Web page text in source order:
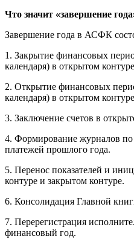
Что значит «завершение
Завершение года в АСФК
1. Закрытие финансовых
календаря) в открытом
2. Открытие финансовых
календаря) в открытом
3. Заключение счетов в
4. Формирование журналов
платежей прошлого года.
5. Перенос показателей и
контуре и закрытом контуре.
6. Консолидация Главной
7. Перерегистрация
финансовый год.